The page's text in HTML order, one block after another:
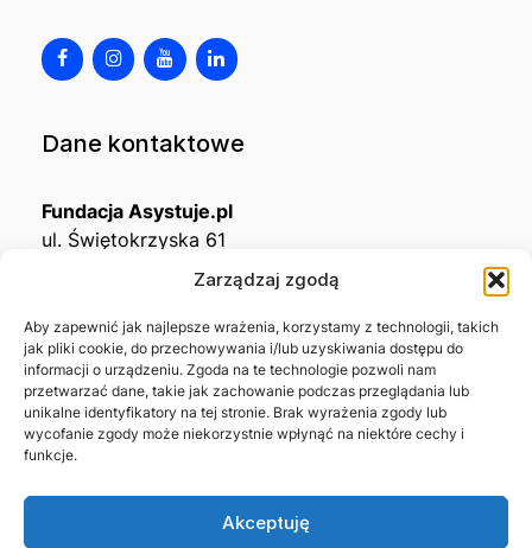
Zarządzaj zgodą
Aby zapewnić jak najlepsze wrażenia, korzystamy z technologii, takich
jak pliki cookie, do przechowywania i/lub uzyskiwania dostępu do
informacji o urządzeniu. Zgoda na te technologie pozwoli nam
przetwarzać dane, takie jak zachowanie podczas przeglądania lub
unikalne identyfikatory na tej stronie. Brak wyrażenia zgody lub
wycofanie zgody może niekorzystnie wpłynąć na niektóre cechy i
funkcje.
Akceptuję
Dane kontaktowe
Fundacja Asystuje.pl
ul. Świętokrzyska 61
KRS0001215994
NIP5492488380
REGON543667703
Nr konta bankowego